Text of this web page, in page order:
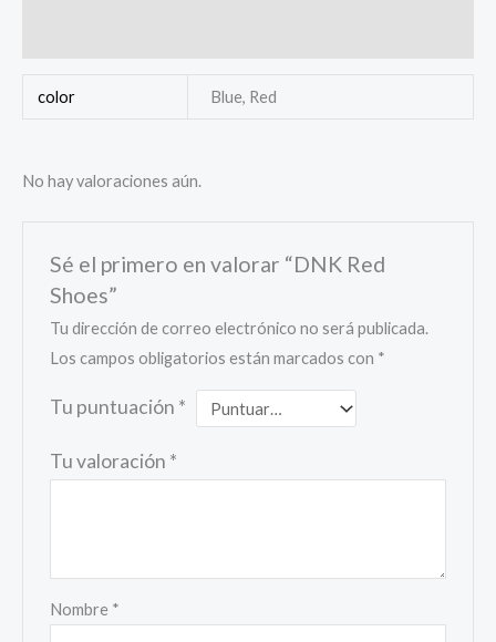
color Blue, Red
No hay valoraciones aún.
Sé el primero en valorar “DNK Red
Shoes”
Tu dirección de correo electrónico no será publicada.
Los campos obligatorios están marcados con *
Tu puntuación *
Tu valoración *
Nombre *